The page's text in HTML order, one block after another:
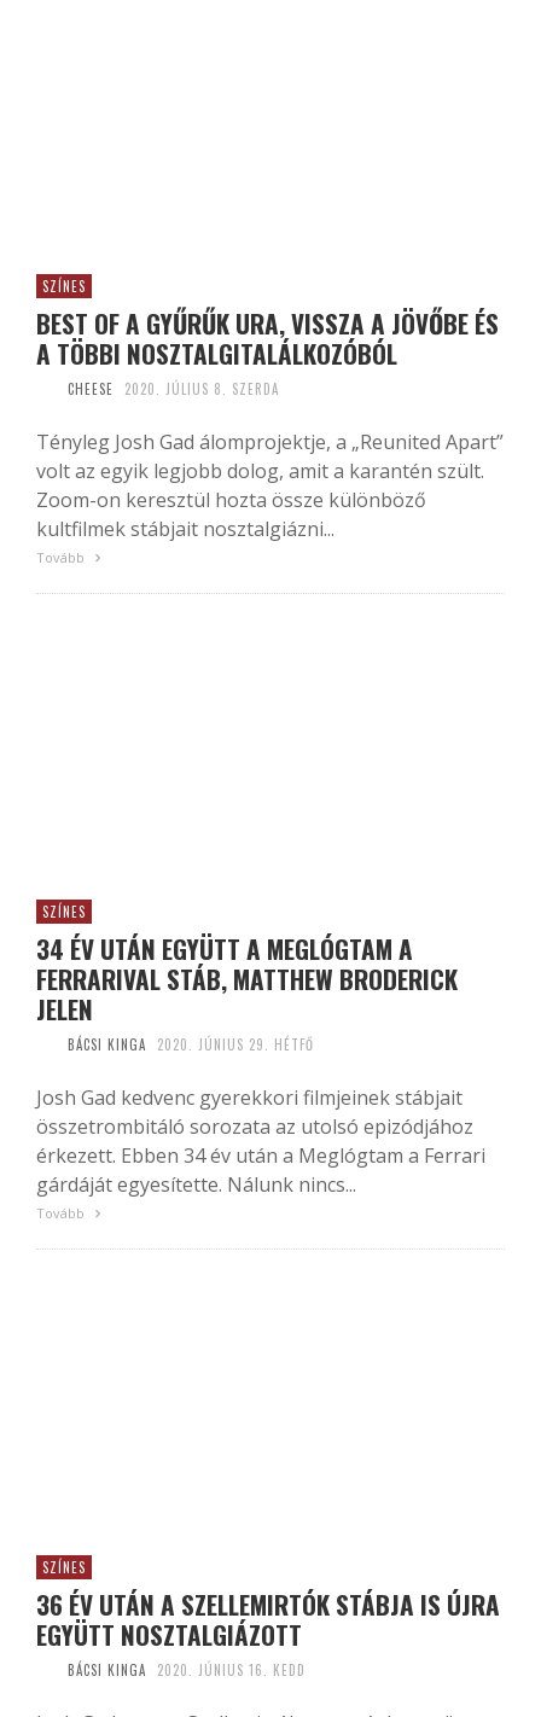
SZÍNES
BEST OF A GYŰRŰK URA, VISSZA A JÖVŐBE ÉS
A TÖBBI NOSZTALGITALÁLKOZÓBÓL
CHEESE 2020. JÚLIUS 8. SZERDA
Tényleg Josh Gad álomprojektje, a „Reunited Apart”
volt az egyik legjobb dolog, amit a karantén szült.
Zoom-on keresztül hozta össze különböző
kultfilmek stábjait nosztalgiázni...
Tovább
SZÍNES
34 ÉV UTÁN EGYÜTT A MEGLÓGTAM A
FERRARIVAL STÁB, MATTHEW BRODERICK
JELEN
BÁCSI KINGA 2020. JÚNIUS 29. HÉTFŐ
Josh Gad kedvenc gyerekkori filmjeinek stábjait
összetrombitáló sorozata az utolsó epizódjához
érkezett. Ebben 34 év után a Meglógtam a Ferrari
gárdáját egyesítette. Nálunk nincs...
Tovább
SZÍNES
36 ÉV UTÁN A SZELLEMIRTÓK STÁBJA IS ÚJRA
EGYÜTT NOSZTALGIÁZOTT
BÁCSI KINGA 2020. JÚNIUS 16. KEDD